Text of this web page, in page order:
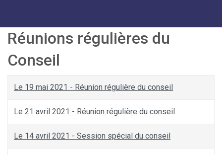
Réunions régulières du
Conseil
Le 19 mai 2021 - Réunion régulière du conseil
Le 21 avril 2021 - Réunion régulière du conseil
Le 14 avril 2021 - Session spécial du conseil